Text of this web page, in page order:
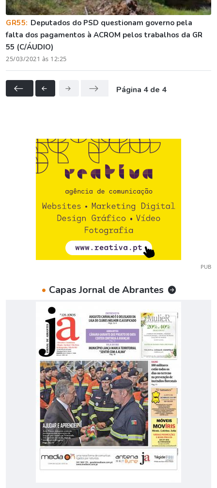
GR55: Deputados do PSD questionam governo pela
falta dos pagamentos à ACROM pelos trabalhos da GR
55 (C/ÁUDIO)
25/03/2021 às 12:25
Página 4 de 4
PUB
• Capas Jornal de Abrantes